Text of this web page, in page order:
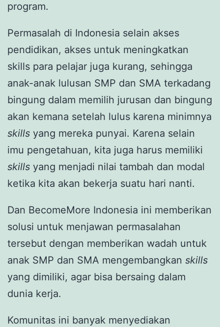
program.
Permasalah di Indonesia selain akses
pendidikan, akses untuk meningkatkan
skills para pelajar juga kurang, sehingga
anak-anak lulusan SMP dan SMA terkadang
bingung dalam memilih jurusan dan bingung
akan kemana setelah lulus karena minimnya
skills yang mereka punyai. Karena selain
imu pengetahuan, kita juga harus memiliki
skills yang menjadi nilai tambah dan modal
ketika kita akan bekerja suatu hari nanti.
Dan BecomeMore Indonesia ini memberikan
solusi untuk menjawan permasalahan
tersebut dengan memberikan wadah untuk
anak SMP dan SMA mengembangkan skills
yang dimiliki, agar bisa bersaing dalam
dunia kerja.
Komunitas ini banyak menyediakan